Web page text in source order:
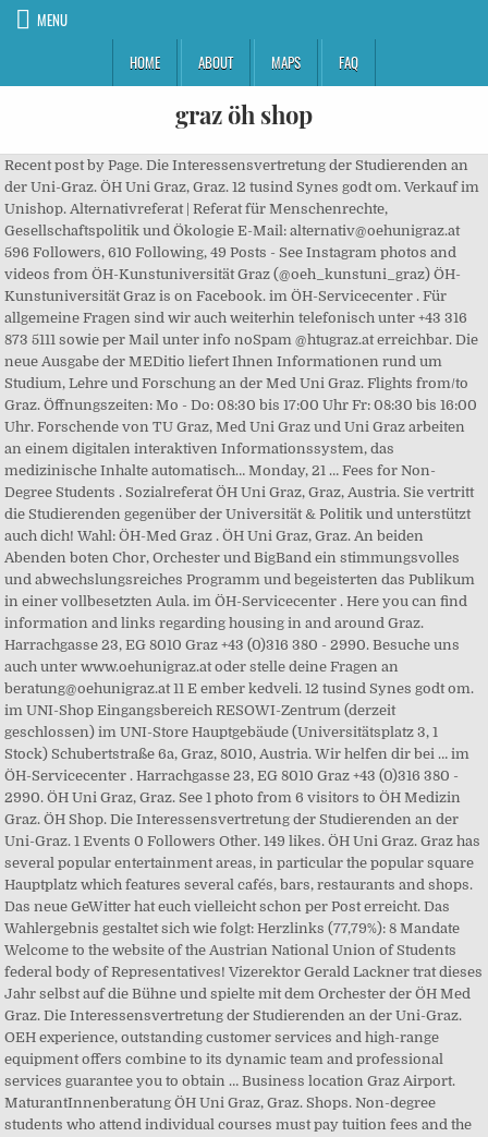
MENU
HOME
ABOUT MAPS FAQ
graz öh shop
Recent post by Page. Die Interessensvertretung der Studierenden an
der Uni-Graz. ÖH Uni Graz, Graz. 12 tusind Synes godt om. Verkauf im
Unishop. Alternativreferat | Referat für Menschenrechte,
Gesellschaftspolitik und Ökologie E-Mail: alternativ@oehunigraz.at
596 Followers, 610 Following, 49 Posts - See Instagram photos and
videos from ÖH-Kunstuniversität Graz (@oeh_kunstuni_graz) ÖH-
Kunstuniversität Graz is on Facebook. im ÖH-Servicecenter . Für
allgemeine Fragen sind wir auch weiterhin telefonisch unter +43 316
873 5111 sowie per Mail unter info noSpam @htugraz.at erreichbar. Die
neue Ausgabe der MEDitio liefert Ihnen Informationen rund um
Studium, Lehre und Forschung an der Med Uni Graz. Flights from/to
Graz. Öffnungszeiten: Mo - Do: 08:30 bis 17:00 Uhr Fr: 08:30 bis 16:00
Uhr. Forschende von TU Graz, Med Uni Graz und Uni Graz arbeiten
an einem digitalen interaktiven Informationssystem, das
medizinische Inhalte automatisch… Monday, 21 … Fees for Non-
Degree Students . Sozialreferat ÖH Uni Graz, Graz, Austria. Sie vertritt
die Studierenden gegenüber der Universität & Politik und unterstützt
auch dich! Wahl: ÖH-Med Graz . ÖH Uni Graz, Graz. An beiden
Abenden boten Chor, Orchester und BigBand ein stimmungsvolles
und abwechslungsreiches Programm und begeisterten das Publikum
in einer vollbesetzten Aula. im ÖH-Servicecenter . Here you can find
information and links regarding housing in and around Graz.
Harrachgasse 23, EG 8010 Graz +43 (0)316 380 - 2990. Besuche uns
auch unter www.oehunigraz.at oder stelle deine Fragen an
beratung@oehunigraz.at 11 E ember kedveli. 12 tusind Synes godt om.
im UNI-Shop Eingangsbereich RESOWI-Zentrum (derzeit
geschlossen) im UNI-Store Hauptgebäude (Universitätsplatz 3, 1
Stock) Schubertstraße 6a, Graz, 8010, Austria. Wir helfen dir bei … im
ÖH-Servicecenter . Harrachgasse 23, EG 8010 Graz +43 (0)316 380 -
2990. ÖH Uni Graz, Graz. See 1 photo from 6 visitors to ÖH Medizin
Graz. ÖH Shop. Die Interessensvertretung der Studierenden an der
Uni-Graz. 1 Events 0 Followers Other. 149 likes. ÖH Uni Graz. Graz has
several popular entertainment areas, in particular the popular square
Hauptplatz which features several cafés, bars, restaurants and shops.
Das neue GeWitter hat euch vielleicht schon per Post erreicht. Das
Wahlergebnis gestaltet sich wie folgt: Herzlinks (77,79%): 8 Mandate
Welcome to the website of the Austrian National Union of Students
federal body of Representatives! Vizerektor Gerald Lackner trat dieses
Jahr selbst auf die Bühne und spielte mit dem Orchester der ÖH Med
Graz. Die Interessensvertretung der Studierenden an der Uni-Graz.
OEH experience, outstanding customer services and high-range
equipment offers combine to its dynamic team and professional
services guarantee you to obtain … Business location Graz Airport.
MaturantInnenberatung ÖH Uni Graz, Graz. Shops. Non-degree
students who attend individual courses must pay tuition fees and the